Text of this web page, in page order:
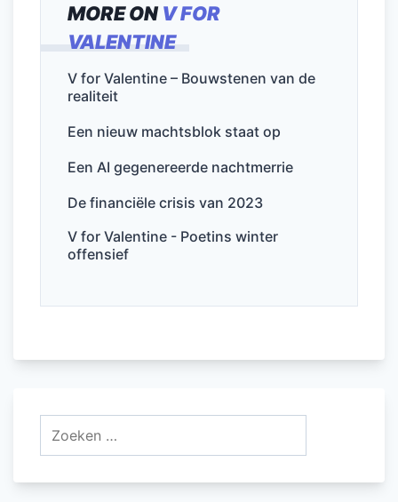
MORE ONV FOR
VALENTINE
V for Valentine – Bouwstenen van de
realiteit
Een nieuw machtsblok staat op
Een AI gegenereerde nachtmerrie
De financiële crisis van 2023
V for Valentine - Poetins winter
offensief
e
b
o
o
k
er l
e
n
s
p